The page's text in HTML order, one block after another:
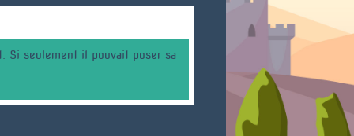
Si seulement il pouvait poser sa